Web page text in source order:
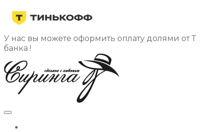
У нас вы можете оформить оплату долями от Т
банка !